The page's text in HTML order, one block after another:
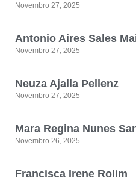
Novembro 27, 2025
Antonio Aires Sales
Novembro 27, 2025
Neuza Ajalla Pellenz
Novembro 27, 2025
Mara Regina Nunes
Novembro 26, 2025
Francisca Irene Rolim